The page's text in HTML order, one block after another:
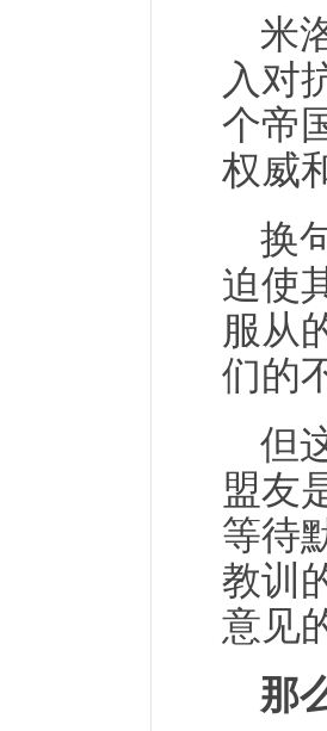
米
入对
个帝
权威
换
迫使
服从
们的
但
盟友
等待
教训
意见
那